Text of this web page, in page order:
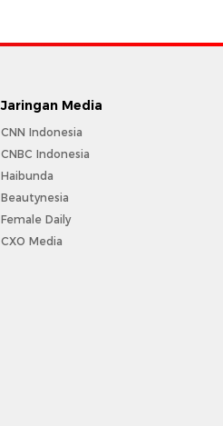
Jaringan Media
CNN Indonesia
CNBC Indonesia
Haibunda
Beautynesia
Female Daily
CXO Media